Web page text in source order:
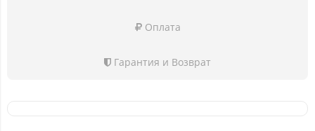
Оплата
Гарантия и Возврат